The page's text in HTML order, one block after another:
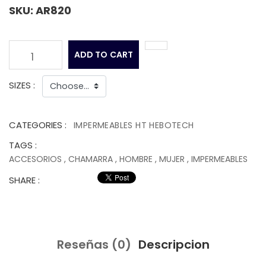
SKU: AR820
1 ADD TO CART
SIZES :
CATEGORIES : IMPERMEABLES HT HEBOTECH
TAGS :
ACCESORIOS , CHAMARRA , HOMBRE , MUJER , IMPERMEABLES
SHARE :
Reseñas (0) Descripcion